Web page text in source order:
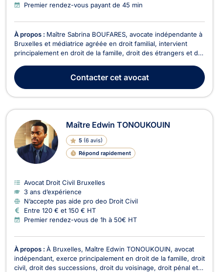
Premier rendez-vous payant de 45 min
À propos : Maître Sabrina BOUFARES, avocate indépendante à
Bruxelles et médiatrice agréée en droit familial, intervient
principalement en droit de la famille, droit des étrangers et de
accompagne ses clients avec bienveillance, écoute, rigueur, et
efficacité, afin de propos...
Contactercet avocat
Maître Edwin TONOUKOUIN
5 (6 avis)
Répond rapidement
Avocat Droit Civil Bruxelles
3 ans d’expérience
N’accepte pas aide pro deo Droit Civil
Entre 120 € et 150 € HT
Premier rendez-vous de 1h à 50€ HT
À propos : À Bruxelles, Maître Edwin TONOUKOUIN, avocat
indépendant, exerce principalement en droit de la famille, droit
civil, droit des successions, droit du voisinage, droit pénal et